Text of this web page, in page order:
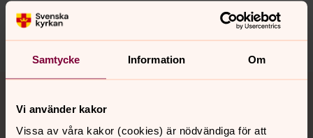
Samtycke Information Om
Vi använder kakor
Vissa av våra kakor (cookies) är nödvändiga för att
nora.tarnsjo.forsamling@svenskakyrkan.se
Dela
Tillbaka till toppen
Tillbaka till innehållet